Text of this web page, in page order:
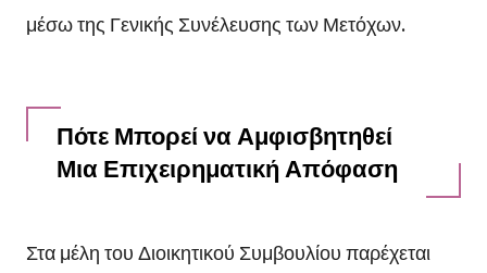
μέσω της Γενικής Συνέλευσης των Μετόχων.
Πότε Μπορεί να Αμφισβητηθεί
Μια Επιχειρηματική Απόφαση
Στα μέλη του Διοικητικού Συμβουλίου παρέχεται